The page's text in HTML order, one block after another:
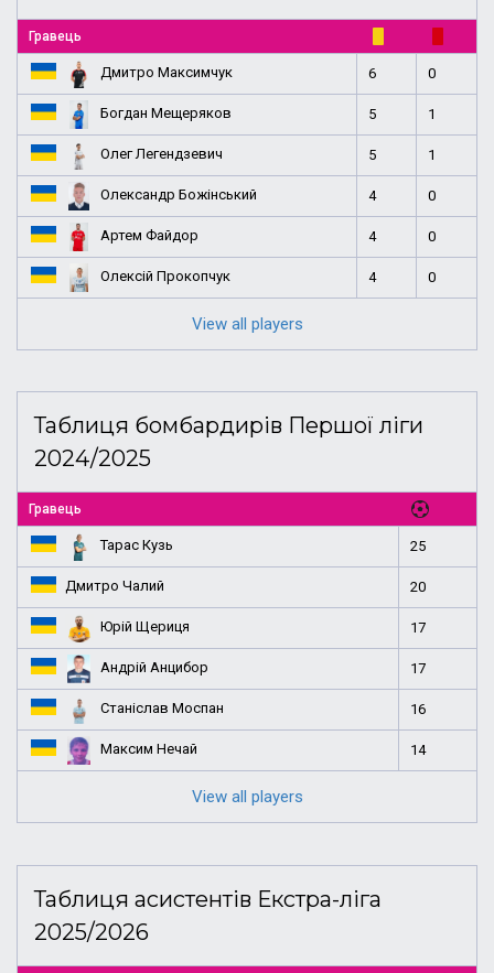
Гравець
Дмитро Максимчук 6 0
Богдан Мещеряков 5 1
Олег Легендзевич 5 1
Олександр Божінський 4 0
Артем Файдор 4 0
Олексій Прокопчук 4 0
View all players
Таблиця бомбардирів Першої ліги
2024/2025
Гравець
Тарас Кузь 25
Дмитро Чалий 20
Юрій Щериця 17
Андрій Анцибор 17
Станіслав Моспан 16
Максим Нечай 14
View all players
Таблиця асистентів Екстра-ліга
2025/2026